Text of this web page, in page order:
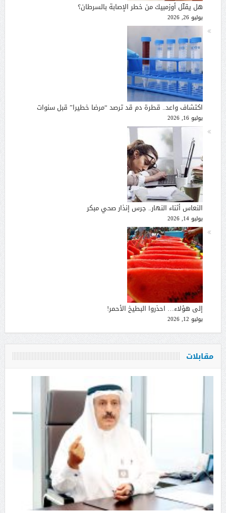
هل يقلّل أوزمبيك من خطر الإصابة بالسرطان؟
يوليو 26, 2026
اكتشاف واعد.. قطرة دم قد ترصد “مرضا خطيرا” قبل سنوات
يوليو 16, 2026
النعاس أثناء النهار.. جرس إنذار صحي مبكر
يوليو 14, 2026
إلى هؤلاء… احذروا البطيخ الأحمر!
يوليو 12, 2026
مقابلات